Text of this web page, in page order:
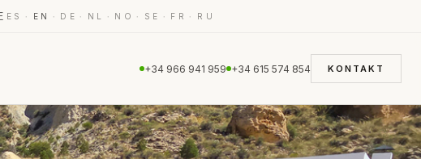
ES · EN · DE · NL · NO · SE · FR · RU
+34 966 941 959 +34 615 574 854 KONTAKT